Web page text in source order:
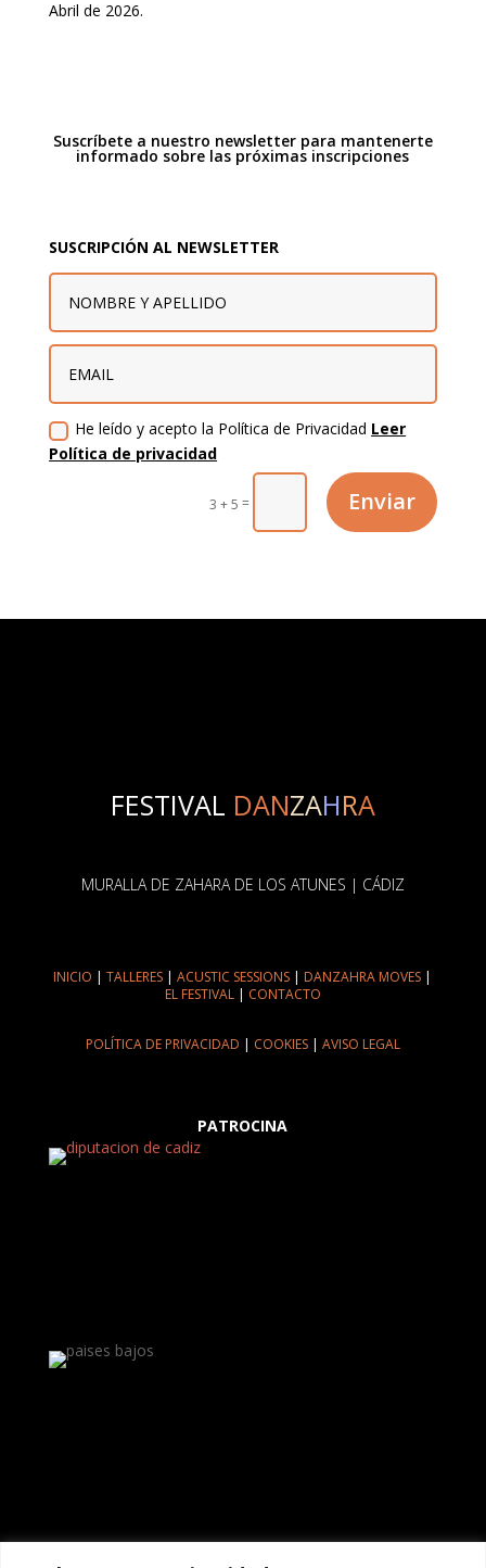
Abril de 2026.
Suscríbete a nuestro newsletter para mantenerte
informado sobre las próximas inscripciones
SUSCRIPCIÓN AL NEWSLETTER
He leído y acepto la Política de Privacidad Leer
Política de privacidad
3 + 5 = Enviar
FESTIVAL DANZAHRA
MURALLA DE ZAHARA DE LOS ATUNES | CÁDIZ
INICIO |TALLERES |ACUSTIC SESSIONS | DANZAHRA MOVES |
EL FESTIVAL| CONTACTO
POLÍTICA DE PRIVACIDAD | COOKIES| AVISO LEGAL
PATROCINA